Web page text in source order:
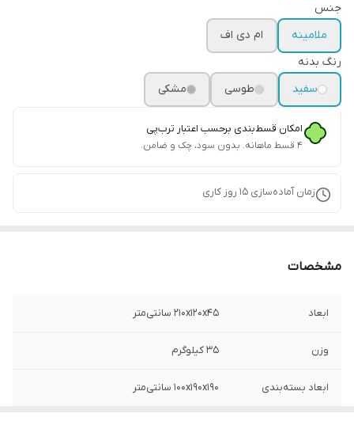
جنس
ملامینه
ام دی اف
رنگ بدنه
سفید
طوسی مشکی
امکان قسط‌بندی برحسب اعتبار ترب‌پی
۴ قسط ماهانه. بدون سود، چک و ضامن.
زمان آماده‌سازی 15 روز کاری
مشخصات
ابعاد 210x120x45 سانتی‌متر
وزن 35 کیلوگرم
ابعاد بسته‌بندی 100x190x190 سانتی‌متر